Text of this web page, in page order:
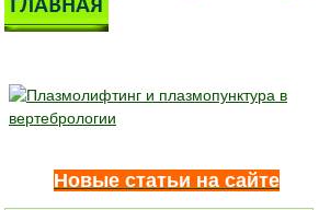
Новые статьи на сайте